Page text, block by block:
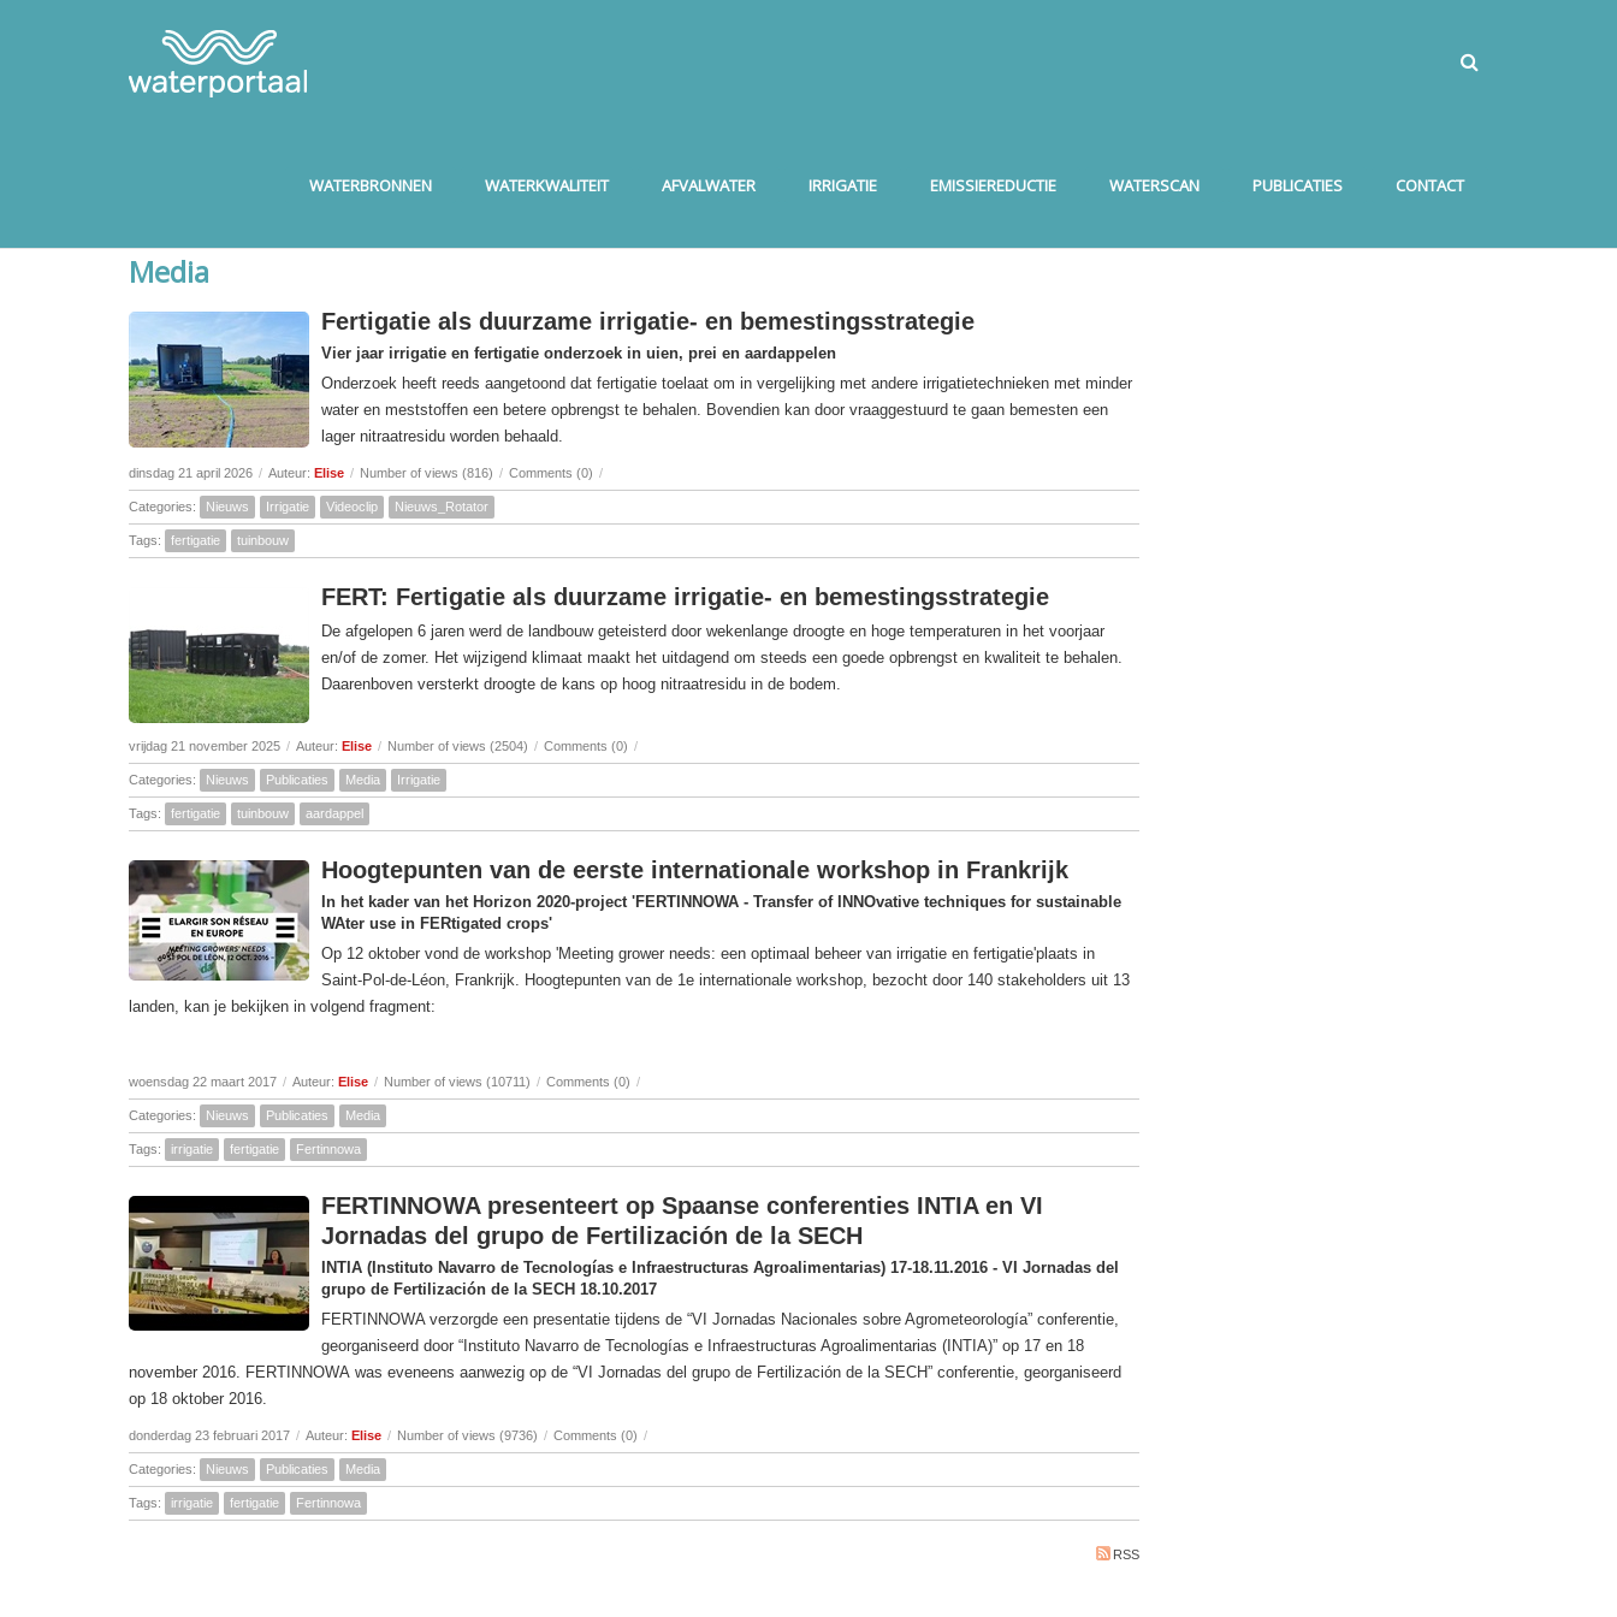
WATERBRONNEN WATERKWALITEIT AFVALWATER IRRIGATIE EMISSIEREDUCTIE WATERSCAN PUBLICATIES CONTACT
Media
Fertigatie als duurzame irrigatie- en bemestingsstrategie
Vier jaar irrigatie en fertigatie onderzoek in uien, prei en aardappelen
Onderzoek heeft reeds aangetoond dat fertigatie toelaat om in vergelijking met andere irrigatietechnieken met minder
water en meststoffen een betere opbrengst te behalen. Bovendien kan door vraaggestuurd te gaan bemesten een
lager nitraatresidu worden behaald.
dinsdag 21 april 2026 / Auteur: Elise / Number of views (816) / Comments (0) /
Categories: Nieuws Irrigatie Videoclip Nieuws_Rotator
Tags: fertigatie tuinbouw
FERT: Fertigatie als duurzame irrigatie- en bemestingsstrategie
De afgelopen 6 jaren werd de landbouw geteisterd door wekenlange droogte en hoge temperaturen in het voorjaar
en/of de zomer. Het wijzigend klimaat maakt het uitdagend om steeds een goede opbrengst en kwaliteit te behalen.
Daarenboven versterkt droogte de kans op hoog nitraatresidu in de bodem.
vrijdag 21 november 2025 / Auteur: Elise / Number of views (2504) / Comments (0) /
Categories: Nieuws Publicaties Media Irrigatie
Tags: fertigatie tuinbouw aardappel
Hoogtepunten van de eerste internationale workshop in Frankrijk
In het kader van het Horizon 2020-project 'FERTINNOWA - Transfer of INNOvative techniques for sustainable
WAter use in FERtigated crops'
Op 12 oktober vond de workshop 'Meeting grower needs: een optimaal beheer van irrigatie en fertigatie'plaats in
Saint-Pol-de-Léon, Frankrijk. Hoogtepunten van de 1e internationale workshop, bezocht door 140 stakeholders uit 13
landen, kan je bekijken in volgend fragment:
woensdag 22 maart 2017 / Auteur: Elise / Number of views (10711) / Comments (0) /
Categories: Nieuws Publicaties Media
Tags: irrigatie fertigatie Fertinnowa
FERTINNOWA presenteert op Spaanse conferenties INTIA en VI
Jornadas del grupo de Fertilización de la SECH
INTIA (Instituto Navarro de Tecnologías e Infraestructuras Agroalimentarias) 17-18.11.2016 - VI Jornadas del
grupo de Fertilización de la SECH 18.10.2017
FERTINNOWA verzorgde een presentatie tijdens de “VI Jornadas Nacionales sobre Agrometeorología” conferentie,
georganiseerd door “Instituto Navarro de Tecnologías e Infraestructuras Agroalimentarias (INTIA)” op 17 en 18
november 2016. FERTINNOWA was eveneens aanwezig op de “VI Jornadas del grupo de Fertilización de la SECH” conferentie, georganiseerd
op 18 oktober 2016.
donderdag 23 februari 2017 / Auteur: Elise / Number of views (9736) / Comments (0) /
Categories: Nieuws Publicaties Media
Tags: irrigatie fertigatie Fertinnowa
RSS